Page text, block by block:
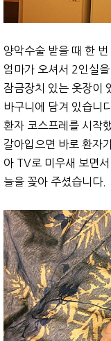
양악수술 받을 때 한
엄마가 오셔서 2인실
잠금장치 있는 옷장이
바구니에 담겨 있습니
환자 코스프레를 시작
갈아입으면 바로 환자
아 TV로 미우새 보면
늘을 꽂아 주셨습니다.